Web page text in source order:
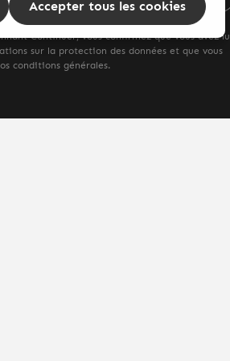
Continuer, vous confirmez que vous avez lu
sur la protection des données et que vous
conditions générales.
Accepter tous les cookies